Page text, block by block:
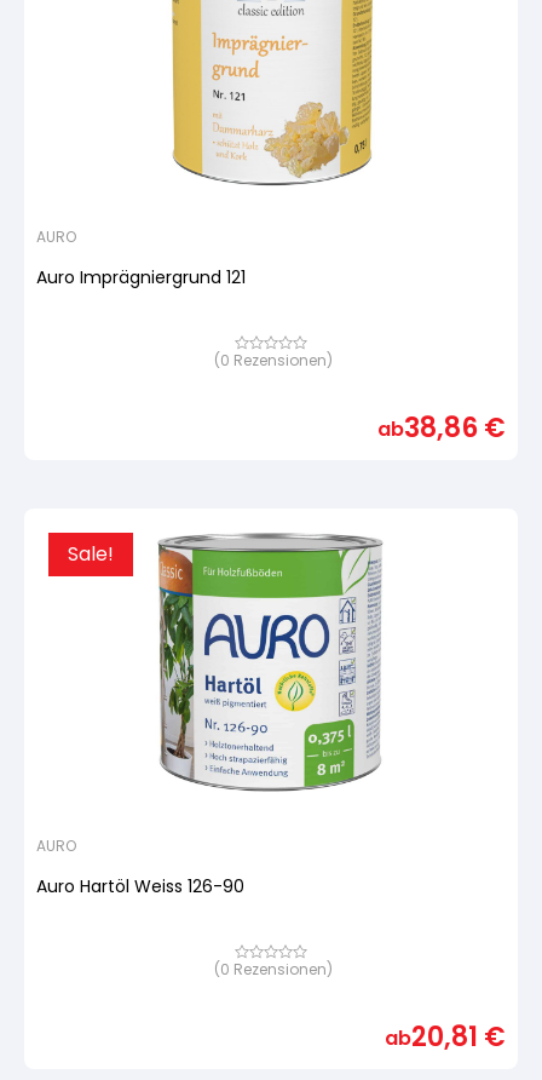
AURO
Auro Imprägniergrund 121
Bewertet
(0 Rezensionen)
ab38,86€
Sale!
AURO
Auro Hartöl Weiss 126-90
Bewertet
(0 Rezensionen)
ab20,81 €